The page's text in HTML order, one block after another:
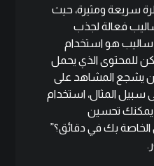
سريعة ومثيرة، حيث
فعالة لجذب
هو استخدام
للمحتوى الذي يحمل
أن يشجع المشاهد على
سبيل المثال، استخدام
تحسين
الخاصة بك في دقائق؟”